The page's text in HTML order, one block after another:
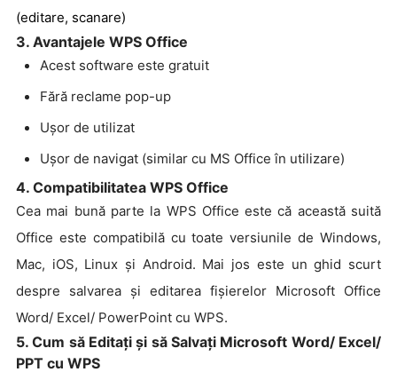
(editare, scanare)
3. Avantajele WPS Office
Acest software este gratuit
Fără reclame pop-up
Ușor de utilizat
Ușor de navigat (similar cu MS Office în utilizare)
4. Compatibilitatea WPS Office
Cea mai bună parte la WPS Office este că această suită
Office este compatibilă cu toate versiunile de Windows,
Mac, iOS, Linux și Android. Mai jos este un ghid scurt
despre salvarea și editarea fișierelor Microsoft Office
Word/ Excel/ PowerPoint cu WPS.
5. Cum să Editați și să Salvați Microsoft Word/ Excel/
PPT cu WPS